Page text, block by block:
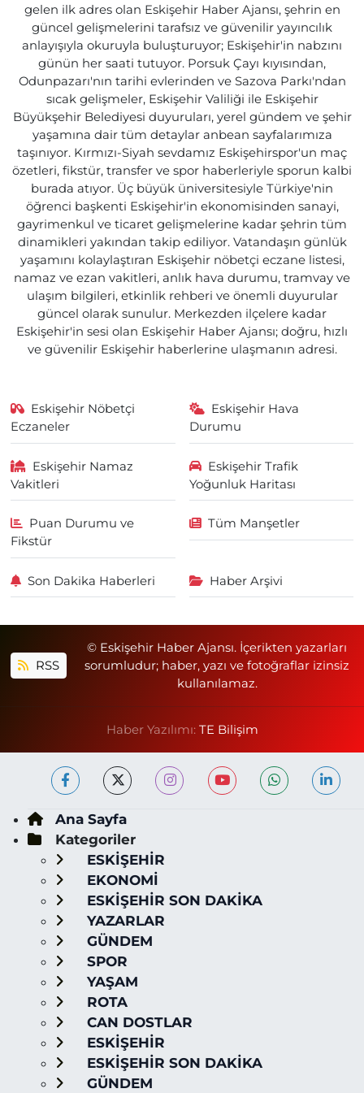
gelen ilk adres olan Eskişehir Haber Ajansı, şehrin en
güncel gelişmelerini tarafsız ve güvenilir yayıncılık
anlayışıyla okuruyla buluşturuyor; Eskişehir'in nabzını
günün her saati tutuyor. Porsuk Çayı kıyısından,
Odunpazarı'nın tarihi evlerinden ve Sazova Parkı'ndan
sıcak gelişmeler, Eskişehir Valiliği ile Eskişehir
Büyükşehir Belediyesi duyuruları, yerel gündem ve şehir
yaşamına dair tüm detaylar anbean sayfalarımıza
taşınıyor. Kırmızı-Siyah sevdamız Eskişehirspor'un maç
özetleri, fikstür, transfer ve spor haberleriyle sporun kalbi
burada atıyor. Üç büyük üniversitesiyle Türkiye'nin
öğrenci başkenti Eskişehir'in ekonomisinden sanayi,
gayrimenkul ve ticaret gelişmelerine kadar şehrin tüm
dinamikleri yakından takip ediliyor. Vatandaşın günlük
yaşamını kolaylaştıran Eskişehir nöbetçi eczane listesi,
namaz ve ezan vakitleri, anlık hava durumu, tramvay ve
ulaşım bilgileri, etkinlik rehberi ve önemli duyurular
güncel olarak sunulur. Merkezden ilçelere kadar
Eskişehir'in sesi olan Eskişehir Haber Ajansı; doğru, hızlı
ve güvenilir Eskişehir haberlerine ulaşmanın adresi.
Eskişehir Nöbetçi
Eczaneler
Eskişehir Hava
Durumu
Eskişehir Namaz
Vakitleri
Eskişehir Trafik
Yoğunluk Haritası
Puan Durumu ve
Fikstür
Tüm Manşetler
Son Dakika Haberleri Haber Arşivi
RSS
© Eskişehir Haber Ajansı. İçerikten yazarları
sorumludur; haber, yazı ve fotoğraflar izinsiz
kullanılamaz.
Haber Yazılımı: TE Bilişim
Ana Sayfa
Kategoriler
ESKİŞEHİR
EKONOMİ
ESKİŞEHİR SON DAKİKA
YAZARLAR
GÜNDEM
SPOR
YAŞAM
ROTA
CAN DOSTLAR
ESKİŞEHİR
ESKİŞEHİR SON DAKİKA
GÜNDEM